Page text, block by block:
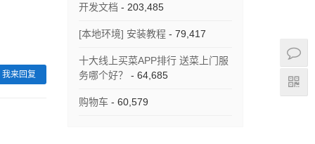
我来回复
开发文档 - 203,485
[本地环境] 安装教程 - 79,417
十大线上买菜APP排行 送菜上门服
务哪个好？
- 64,685
购物车 - 60,579